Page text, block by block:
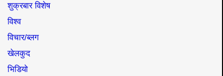
शुक्रबार विशेष
विश्व
विचार/ब्लग
खेलकुद
भिडियो